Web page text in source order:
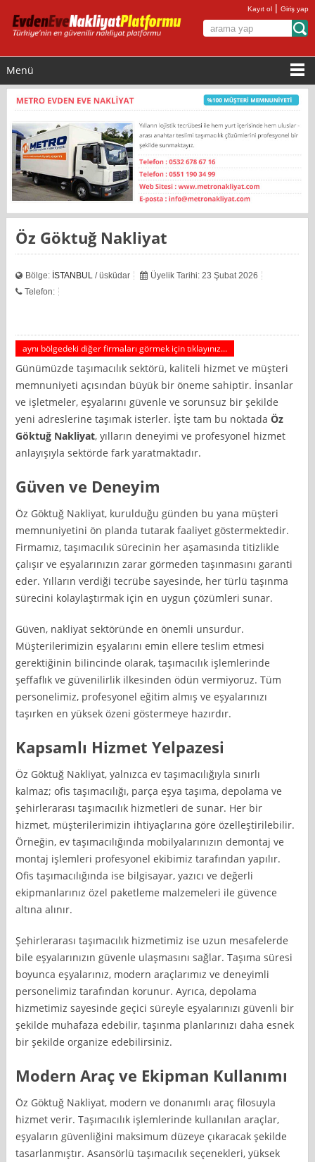
Kayıt ol |Giriş yap
Menü
Öz Göktuğ Nakliyat
Bölge: İSTANBUL / üsküdar
Üyelik Tarihi: 23 Şubat 2026
Telefon:
aynı bölgedeki diğer firmaları görmek için tıklayınız...
Günümüzde taşımacılık sektörü, kaliteli hizmet ve müşteri
memnuniyeti açısından büyük bir öneme sahiptir. İnsanlar
ve işletmeler, eşyalarını güvenle ve sorunsuz bir şekilde
yeni adreslerine taşımak isterler. İşte tam bu noktadaÖz
Göktuğ Nakliyat, yılların deneyimi ve profesyonel hizmet
anlayışıyla sektörde fark yaratmaktadır.
Güven ve Deneyim
Öz Göktuğ Nakliyat, kurulduğu günden bu yana müşteri
memnuniyetini ön planda tutarak faaliyet göstermektedir.
Firmamız, taşımacılık sürecinin her aşamasında titizlikle
çalışır ve eşyalarınızın zarar görmeden taşınmasını garanti
eder. Yılların verdiği tecrübe sayesinde, her türlü taşınma
sürecini kolaylaştırmak için en uygun çözümleri sunar.
Güven, nakliyat sektöründe en önemli unsurdur.
Müşterilerimizin eşyalarını emin ellere teslim etmesi
gerektiğinin bilincinde olarak, taşımacılık işlemlerinde
şeffaflık ve güvenilirlik ilkesinden ödün vermiyoruz. Tüm
personelimiz, profesyonel eğitim almış ve eşyalarınızı
taşırken en yüksek özeni göstermeye hazırdır.
Kapsamlı Hizmet Yelpazesi
Öz Göktuğ Nakliyat, yalnızca ev taşımacılığıyla sınırlı
kalmaz; ofis taşımacılığı, parça eşya taşıma, depolama ve
şehirlerarası taşımacılık hizmetleri de sunar. Her bir
hizmet, müşterilerimizin ihtiyaçlarına göre özelleştirilebilir.
Örneğin, ev taşımacılığında mobilyalarınızın demontaj ve
montaj işlemleri profesyonel ekibimiz tarafından yapılır.
Ofis taşımacılığında ise bilgisayar, yazıcı ve değerli
ekipmanlarınız özel paketleme malzemeleri ile güvence
altına alınır.
Şehirlerarası taşımacılık hizmetimiz ise uzun mesafelerde
bile eşyalarınızın güvenle ulaşmasını sağlar. Taşıma süresi
boyunca eşyalarınız, modern araçlarımız ve deneyimli
personelimiz tarafından korunur. Ayrıca, depolama
hizmetimiz sayesinde geçici süreyle eşyalarınızı güvenli bir
şekilde muhafaza edebilir, taşınma planlarınızı daha esnek
bir şekilde organize edebilirsiniz.
Modern Araç ve Ekipman Kullanımı
Öz Göktuğ Nakliyat, modern ve donanımlı araç filosuyla
hizmet verir. Taşımacılık işlemlerinde kullanılan araçlar,
eşyaların güvenliğini maksimum düzeye çıkaracak şekilde
tasarlanmıştır. Asansörlü taşımacılık seçenekleri, yüksek